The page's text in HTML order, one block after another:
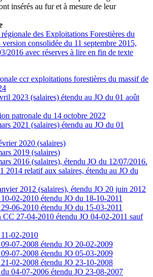
insérés au fur et à mesure de leur
des Exploitations Forestières du
consolidée du 11 septembre 2015,
2016 avec réserves à lire en fin de texte
ccr exploitations forestières du massif de
2023 (salaires) étendu au JO du 01 août
patronale du 14 octobre 2022
2021 (salaires) étendu au JO du 01
2020 (salaires)
2019 (salaires)
2016 (salaires), étendu JO du 12/07/2016.
2014 relatif aux salaires, étendu au JO du
2012 (salaires), étendu JO 20 juin 2012
02-2010 étendu JO du 18-10-2011
06-2010 étendu JO du 15-03-2011
CC 27-04-2010 étendu JO 04-02-2011 sauf
02-2010
07-2008 étendu JO 20-02-2009
07-2008 étendu JO 05-03-2009
02-2008 étendu JO 23-10-2008
04-07-2006 étendu JO 23-08-2007